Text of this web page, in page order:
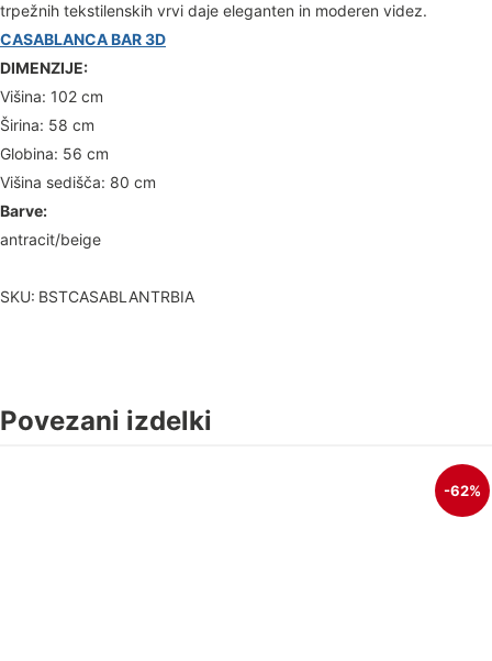
trpežnih tekstilenskih vrvi daje eleganten in moderen videz.
CASABLANCA BAR 3D
DIMENZIJE:
Višina: 102 cm
Širina: 58 cm
Globina: 56 cm
Višina sedišča: 80 cm
Barve:
antracit/beige
SKU: BSTCASABLANTRBIA
Povezani izdelki
-62%